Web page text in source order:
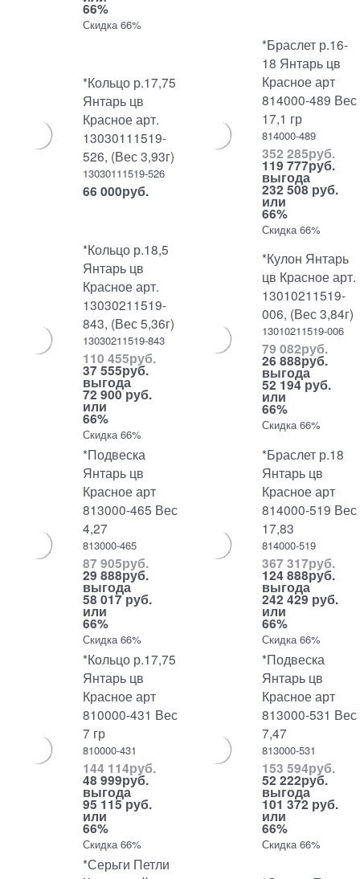
66%
Скидка 66%
*Кольцо р.17,75
Янтарь цв
Красное арт.
13030111519-
526, (Вес 3,93г)
13030111519-526
66 000руб.
*Браслет р.16-
18 Янтарь цв
Красное арт
814000-489 Вес
17,1 гр
814000-489
352 285руб.
119 777руб.
выгода
232 508 руб.
или
66%
Скидка 66%
*Кольцо р.18,5
Янтарь цв
Красное арт.
13030211519-
843, (Вес 5,36г)
13030211519-843
110 455руб.
37 555руб.
выгода
72 900 руб.
или
66%
Скидка 66%
*Кулон Янтарь
цв Красное арт.
13010211519-
006, (Вес 3,84г)
13010211519-006
79 082руб.
26 888руб.
выгода
52 194 руб.
или
66%
Скидка 66%
*Подвеска
Янтарь цв
Красное арт
813000-465 Вес
4,27
813000-465
87 905руб.
29 888руб.
выгода
58 017 руб.
или
66%
Скидка 66%
*Браслет р.18
Янтарь цв
Красное арт
814000-519 Вес
17,83
814000-519
367 317руб.
124 888руб.
выгода
242 429 руб.
или
66%
Скидка 66%
*Кольцо р.17,75
Янтарь цв
Красное арт
810000-431 Вес
7 гр
810000-431
144 114руб.
48 999руб.
выгода
95 115 руб.
или
66%
Скидка 66%
*Подвеска
Янтарь цв
Красное арт
813000-531 Вес
7,47
813000-531
153 594руб.
52 222руб.
выгода
101 372 руб.
или
66%
Скидка 66%
*Серьги Петли